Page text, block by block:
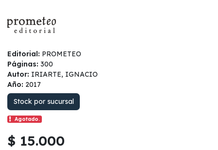
Editorial: PROMETEO
Páginas: 300
Autor: IRIARTE, IGNACIO
Año: 2017
Stock por sucursal
Agotado.
$ 15.000